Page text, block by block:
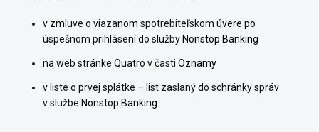
v zmluve o viazanom spotrebiteľskom úvere po
úspešnom prihlásení do služby Nonstop Banking
na web stránke Quatro v časti Oznamy
v liste o prvej splátke – list zaslaný do schránky správ
v službe Nonstop Banking